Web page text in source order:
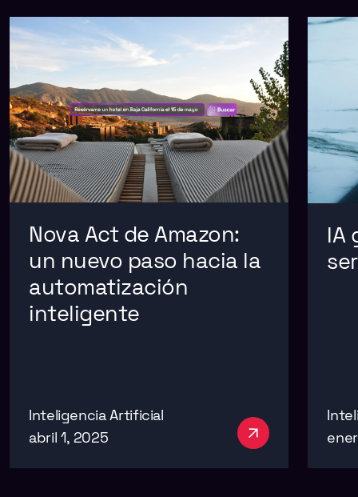
Nova Act de Amazon:
un nuevo paso hacia la
automatización
inteligente
Inteligencia Artificial
abril 1, 2025
IA